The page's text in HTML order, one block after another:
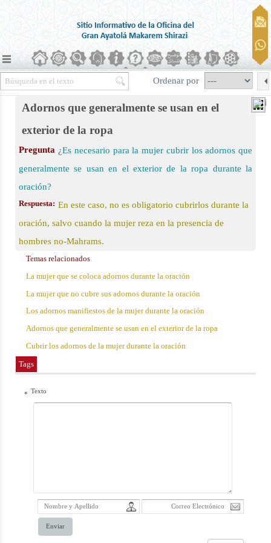
Ordenar por
Adornos que generalmente se usan en el
exterior de la ropa
Pregunta ¿Es necesario para la mujer cubrir los adornos que
generalmente se usan en el exterior de la ropa durante la
oración?
Respuesta: En este caso, no es obligatorio cubrirlos durante la
oración, salvo cuando la mujer reza en la presencia de
hombres no-Mahrams.
Temas relacionados
La mujer que se coloca adornos durante la oración
La mujer que no cubre sus adornos durante la oración
Los adornos manifiestos de la mujer durante la oración
Adornos que generalmente se usan en el exterior de la ropa
Cubrir los adornos de la mujer durante la oración
Tags
* Texto
Enviar